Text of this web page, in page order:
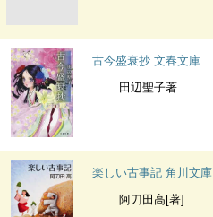
古今盛衰抄 文春文庫
田辺聖子著
楽しい古事記 角川文庫
阿刀田高[著]